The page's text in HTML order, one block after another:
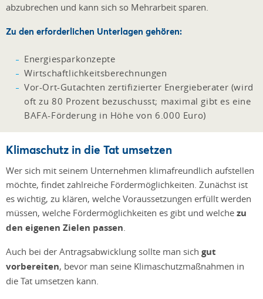
abzubrechen und kann sich so Mehrarbeit sparen.
Zu den erforderlichen Unterlagen gehören:
Energiesparkonzepte
Wirtschaftlichkeitsberechnungen
Vor-Ort-Gutachten zertifizierter Energieberater (wird
oft zu 80 Prozent bezuschusst; maximal gibt es eine
BAFA-Förderung in Höhe von 6.000 Euro)
Klimaschutz in die Tat umsetzen
Wer sich mit seinem Unternehmen klimafreundlich aufstellen
möchte, findet zahlreiche Fördermöglichkeiten. Zunächst ist
es wichtig, zu klären, welche Voraussetzungen erfüllt werden
müssen, welche Fördermöglichkeiten es gibt und welche zu
den eigenen Zielen passen
Auch bei der Antragsabwicklung sollte man sich gut
vorbereiten, bevor man seine Klimaschutzmaßnahmen in
die Tat umsetzen kann.